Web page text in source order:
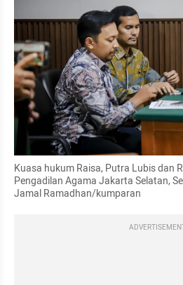
Kuasa hukum Raisa, Putra Lubis dan
Pengadilan Agama Jakarta Selatan,
Jamal Ramadhan/kumparan